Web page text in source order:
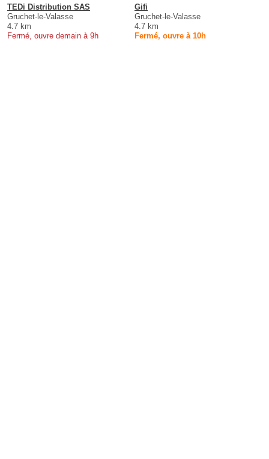
TEDi Distribution SAS
Gruchet-le-Valasse
4.7 km
Fermé, ouvre demain à 9h
Gifi
Gruchet-le-Valasse
4.7 km
Fermé, ouvre à 10h